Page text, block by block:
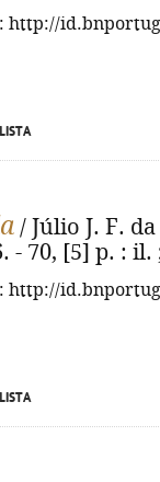
http://
/ Júlio J. F.
- 70, [5] p. : il.
http://